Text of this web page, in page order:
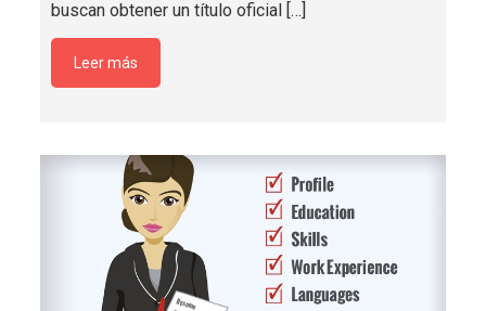
buscan obtener un título oficial[…]
Leer más